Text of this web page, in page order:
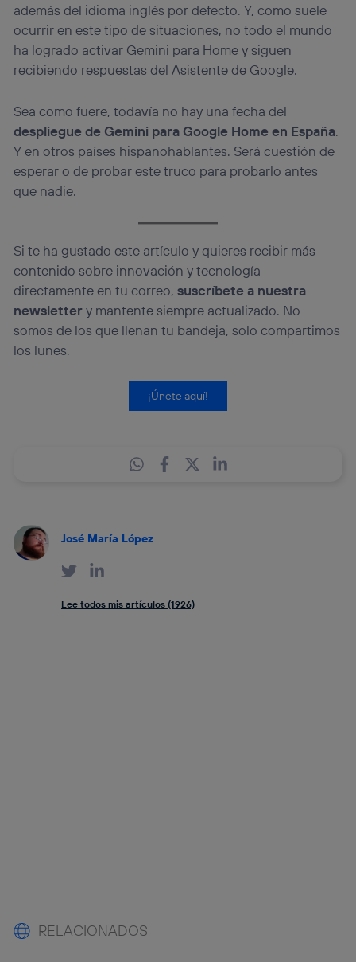
además del idioma inglés por defecto. Y, como suele
ocurrir en este tipo de situaciones, no todo el mundo
ha logrado activar Gemini para Home y siguen
recibiendo respuestas del Asistente de Google.
Sea como fuere, todavía no hay una fecha del
despliegue de Gemini para Google Home en España.
Y en otros países hispanohablantes. Será cuestión de
esperar o de probar este truco para probarlo antes
que nadie.
Si te ha gustado este artículo y quieres recibir más
contenido sobre innovación y tecnología
directamente en tu correo,suscríbete a nuestra
newslettery mantente siempre actualizado. No
somos de los que llenan tu bandeja, solo compartimos
los lunes.
¡Únete aquí!
José María López
Lee todos mis artículos (1926)
RELACIONADOS